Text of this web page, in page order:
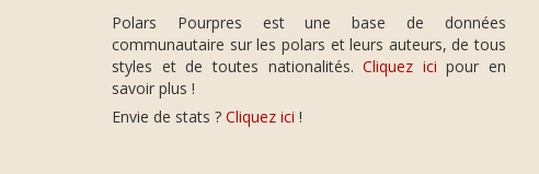
Polars Pourpres est une base de données
communautaire sur les polars et leurs auteurs, de tous
styles et de toutes nationalités.Cliquez ici pour en
savoir plus !
Envie de stats ? Cliquez ici !